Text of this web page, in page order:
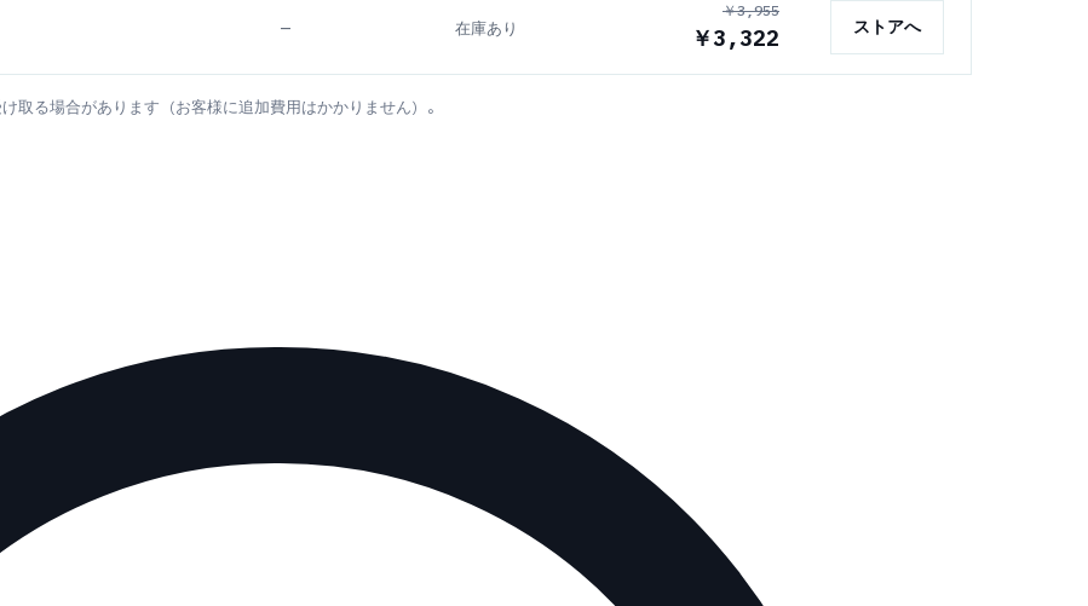
— 在庫あり
￥3,955
￥3,322 ストアへ
取る場合があります（お客様に追加費用はかかりません）。